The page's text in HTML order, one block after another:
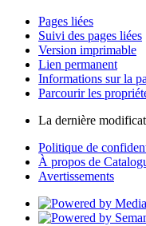
Pages liées
Suivi des pages liées
Version imprimable
Lien permanent
Informations sur la
Parcourir les
La dernière
Politique de
À propos de
Avertissements